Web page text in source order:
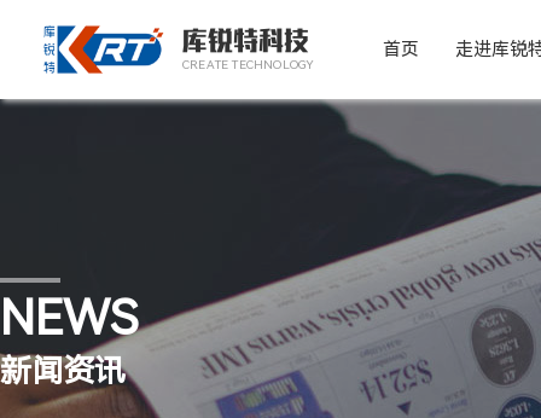
库锐特科技
CREATE TECHNOLOGY
首页 走进库锐
NEWS
新闻资讯